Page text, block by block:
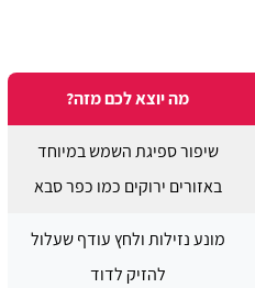
מה יוצא לכם מזה?
שיפור ספיגת השמש במיוחד
באזורים ירוקים כמו כפר סבא
מונע נזילות ולחץ עודף שעלול
להזיק לדוד